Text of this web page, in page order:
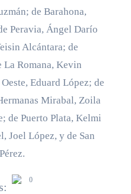
de Barahona,
Peravia, Ángel Darío
Alcántara; de
Romana, Kevin
Eduard López; de
Mirabal, Zoila
de Puerto Plata, Kelmi
Joel López, y de San
0